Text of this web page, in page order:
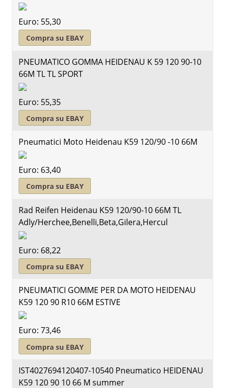
Euro: 55,30
Compra su EBAY
PNEUMATICO GOMMA HEIDENAU K 59 120 90-10
66M TL TL SPORT
Euro: 55,35
Compra su EBAY
Pneumatici Moto Heidenau K59 120/90 -10 66M
Euro: 63,40
Compra su EBAY
Rad Reifen Heidenau K59 120/90-10 66M TL
Adly/Herchee,Benelli,Beta,Gilera,Hercul
Euro: 68,22
Compra su EBAY
PNEUMATICI GOMME PER DA MOTO HEIDENAU
K59 120 90 R10 66M ESTIVE
Euro: 73,46
Compra su EBAY
IST4027694120407-10540 Pneumatico HEIDENAU
K59 120 90 10 66 M summer